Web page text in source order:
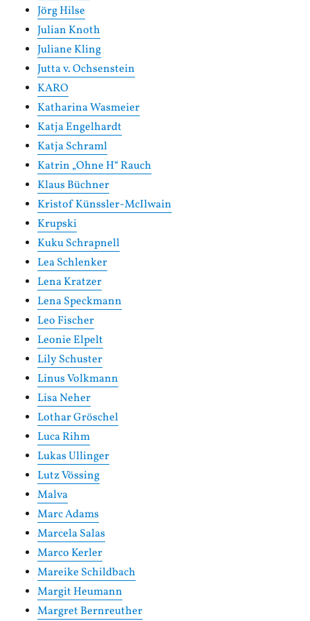
Jörg Hilse
Julian Knoth
Juliane Kling
Jutta v. Ochsenstein
KARO
Katharina Wasmeier
Katja Engelhardt
Katja Schraml
Katrin „Ohne H“ Rauch
Klaus Büchner
Kristof Künssler-McIlwain
Krupski
Kuku Schrapnell
Lea Schlenker
Lena Kratzer
Lena Speckmann
Leo Fischer
Leonie Elpelt
Lily Schuster
Linus Volkmann
Lisa Neher
Lothar Gröschel
Luca Rihm
Lukas Ullinger
Lutz Vössing
Malva
Marc Adams
Marcela Salas
Marco Kerler
Mareike Schildbach
Margit Heumann
Margret Bernreuther